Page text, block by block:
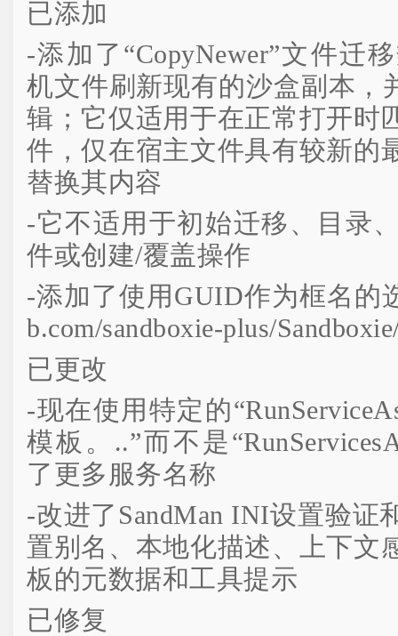
已添加
-添加了“CopyNewer”文件迁
机文件刷新现有的沙盒副本，
辑；它仅适用于在正常打开时
件，仅在宿主文件具有较新的
替换其内容
-它不适用于初始迁移、目录
件或创建/覆盖操作
-添加了使用GUID作为框名的
b.com/sandboxie-plus/
已更改
-现在使用特定的
模板。..”而不是
了更多服务名称
-改进了SandMan INI设置验证
置别名、本地化描述、上下文
板的元数据和工具提示
已修复